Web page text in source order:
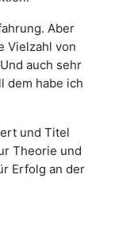
Aber
Vielzahl von
auch sehr
dem habe ich
und Titel
Theorie und
Erfolg an der